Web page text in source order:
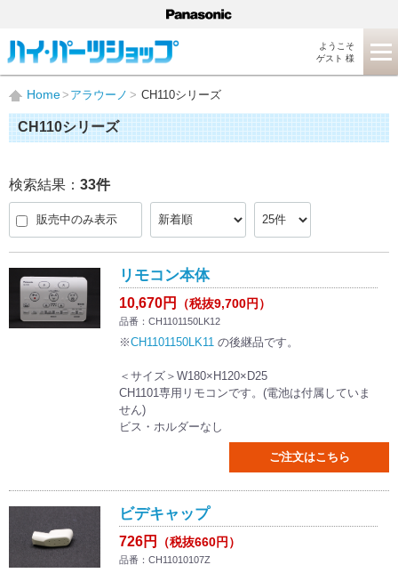
ようこそ
ゲスト 様
Home アラウーノ CH110シリーズ
CH110シリーズ
検索結果： 33件
販売中のみ表示
リモコン本体
10,670円 （税抜9,700円）
品番：CH1101150LK12
※CH1101150LK11の後継品です。
＜サイズ＞W180×H120×D25
CH1101専用リモコンです。(電池は付属していま
せん)
ビス・ホルダーなし
ご注文はこちら
ビデキャップ
726円 （税抜660円）
品番：CH11010107Z